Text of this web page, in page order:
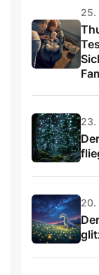
25.
23.
20.